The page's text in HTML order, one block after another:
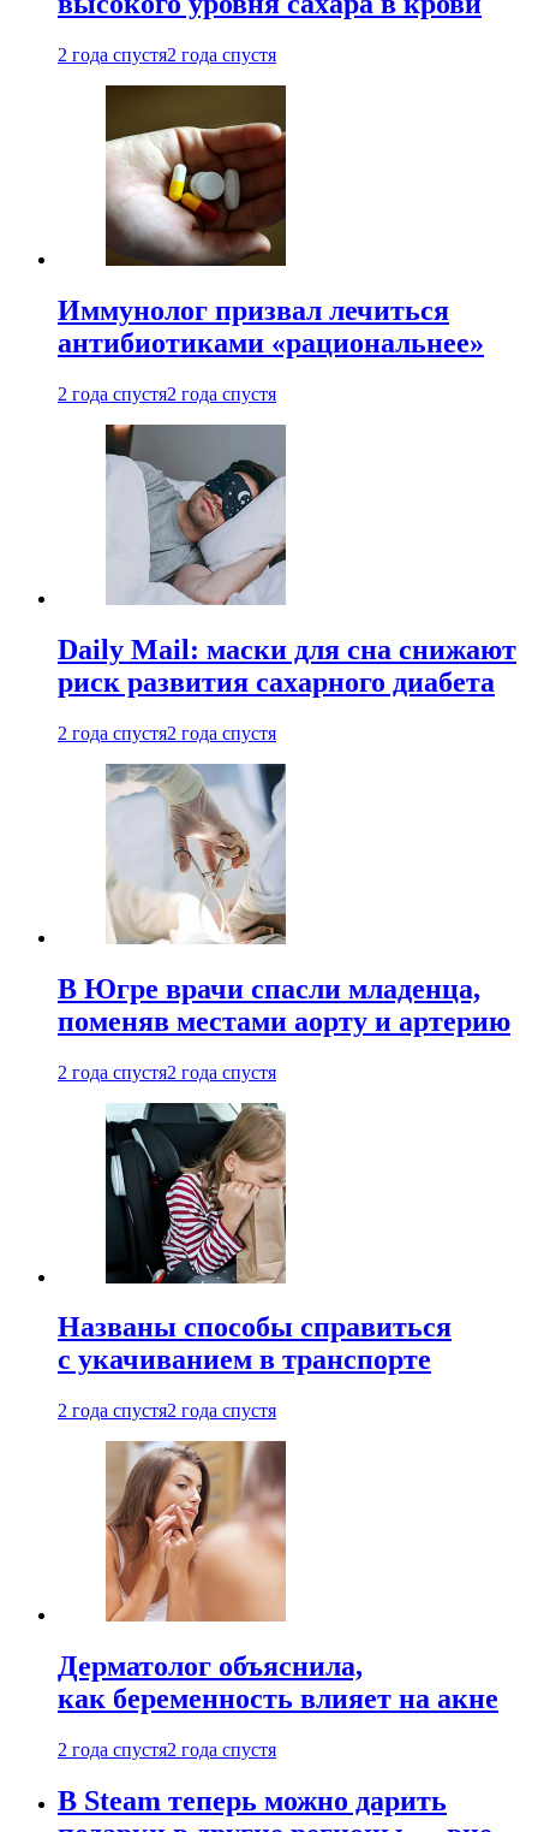
2 года спустя2 года спустя
Иммунолог призвал лечиться
антибиотиками «рациональнее»
2 года спустя2 года спустя
Daily Mail: маски для сна снижают
риск развития сахарного диабета
2 года спустя2 года спустя
В Югре врачи спасли младенца,
поменяв местами аорту и артерию
2 года спустя2 года спустя
Названы способы справиться
с укачиванием в транспорте
2 года спустя2 года спустя
Дерматолог объяснила,
как беременность влияет на акне
2 года спустя2 года спустя
В Steam теперь можно дарить